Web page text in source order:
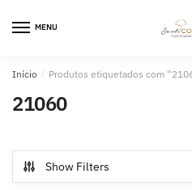
MENU
Início / Produtos etiquetados com
21060
Show Filters